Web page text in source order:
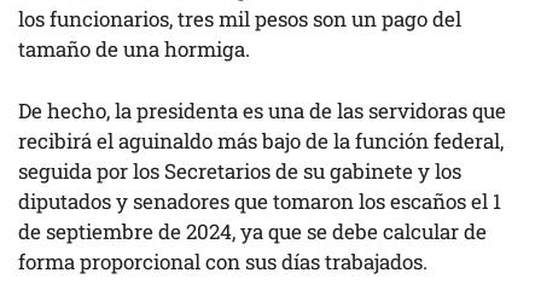
los funcionarios, tres mil pesos son un pago del
tamaño de una hormiga.
De hecho, la presidenta es una de las servidoras que
recibirá el aguinaldo más bajo de la función federal,
seguida por los Secretarios de su gabinete y los
diputados y senadores que tomaron los escaños el 1
de septiembre de 2024, ya que se debe calcular de
forma proporcional con sus días trabajados.